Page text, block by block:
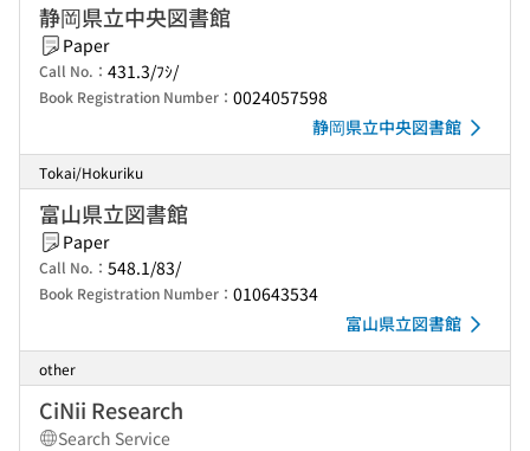
静岡県立中央図書館
Paper
Call No.： 431.3/ﾌｼ/
Book Registration Number： 0024057598
静岡県立中央図書館
Tokai/Hokuriku
富山県立図書館
Paper
Call No.： 548.1/83/
Book Registration Number： 010643534
富山県立図書館
other
CiNii Research
Search Service